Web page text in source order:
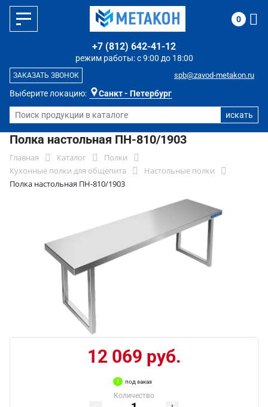
Выберите локацию: Санкт - Петербург
режим работы: с 9:00 до 18:00
+7 (812) 642-41-12
spb@zavod-metakon.ru
ЗАКАЗАТЬ ЗВОНОК
0
Полка настольная ПН-810/1903
Главная Каталог
Полки
Кухонные полки для общепита
Настольные полки
Полка настольная ПН-810/1903
12 069 руб.
под заказ
Количество